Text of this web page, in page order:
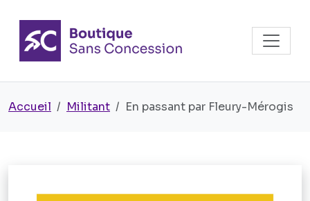
Accueil Militant En passant par Fleury-Mérogis